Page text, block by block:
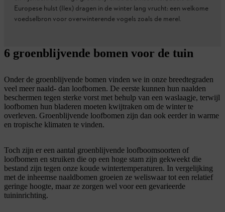
Europese hulst (Ilex) dragen in de winter lang vrucht: een welkome
voedselbron voor overwinterende vogels zoals de merel.
6 groenblijvende bomen voor de tuin
Onder de groenblijvende bomen vinden we in onze breedtegraden
veel meer naald- dan loofbomen. De eerste kunnen hun naalden
beschermen tegen sterke vorst met behulp van een waslaagje, terwijl
loofbomen hun bladeren moeten kwijtraken om de winter te
overleven. Groenblijvende loofbomen zijn dan ook eerder in warme
en tropische klimaten te vinden.
Toch zijn er een aantal groenblijvende loofboomsoorten of
loofbomen en struiken die op een hoge stam zijn gekweekt die
bestand zijn tegen onze koude wintertemperaturen. In vergelijking
met de inheemse naaldbomen groeien ze weliswaar tot een relatief
geringe hoogte, maar ze zorgen wel voor een gevarieerde
tuininrichting.